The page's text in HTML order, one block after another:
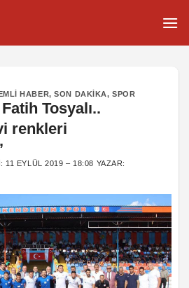
HABER,SON DAKIKA,SPOR
Tosyalı..
renkleri
11 EYLÜL 2019 – 18:08 YAZAR: